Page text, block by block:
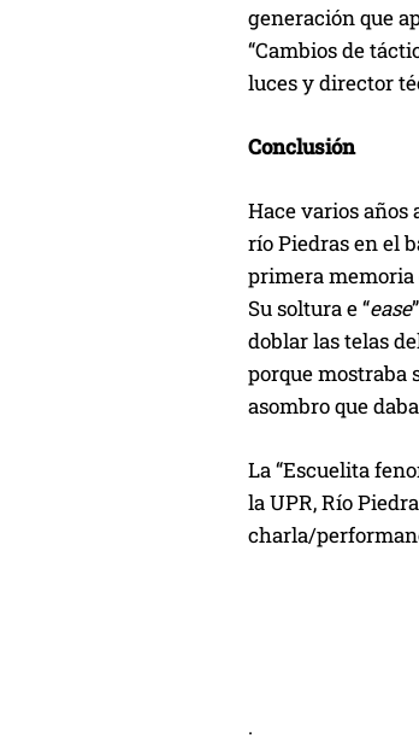
generación que
“Cambios de
luces y director
Conclusión
Hace varios años
río Piedras en el
primera
Su soltura e “ease
doblar las telas
porque mostraba
asombro que
La “Escuelita
la UPR, Río
charla/
.